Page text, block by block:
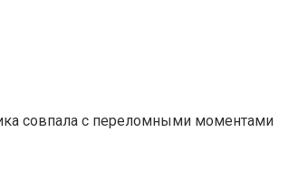
совпала с переломными моментами